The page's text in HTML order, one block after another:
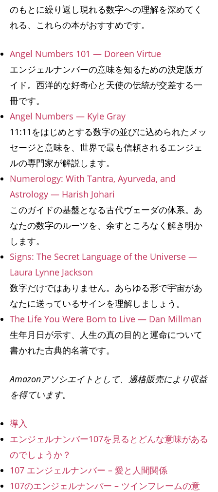
のもとに繰り返し現れる数字への理解を深めてく
れる、これらの本がおすすめです。
Angel Numbers 101 — Doreen Virtue
エンジェルナンバーの意味を知るための決定版ガ
イド。西洋的な好奇心と天使の伝統が交差する一
冊です。
Angel Numbers — Kyle Gray
11:11をはじめとする数字の並びに込められたメッ
セージと意味を、世界で最も信頼されるエンジェ
ルの専門家が解説します。
Numerology: With Tantra, Ayurveda, and
Astrology — Harish Johari
このガイドの基盤となる古代ヴェーダの体系。あ
なたの数字のルーツを、余すところなく解き明か
します。
Signs: The Secret Language of the Universe —
Laura Lynne Jackson
数字だけではありません。あらゆる形で宇宙があ
なたに送っているサインを理解しましょう。
The Life You Were Born to Live — Dan Millman
生年月日が示す、人生の真の目的と運命について
書かれた古典的名著です。
Amazonアソシエイトとして、適格販売により収益
を得ています。
導入
エンジェルナンバー107を見るとどんな意味がある
のでしょうか？
107 エンジェルナンバー – 愛と人間関係
107のエンジェルナンバー – ツインフレームの意